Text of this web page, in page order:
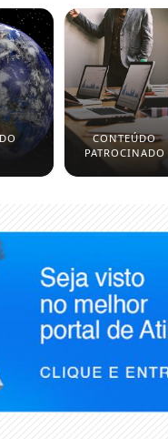
CONTEÚDO
PATROCINADO